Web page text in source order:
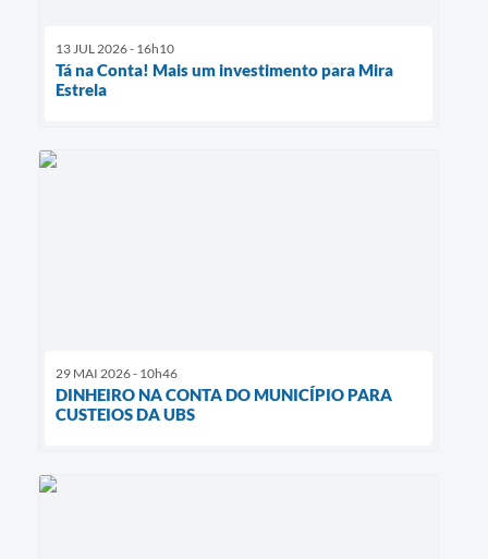
13 JUL 2026 - 16h10
Tá na Conta! Mais um investimento para Mira
Estrela
29 MAI 2026 - 10h46
DINHEIRO NA CONTA DO MUNICÍPIO PARA
CUSTEIOS DA UBS